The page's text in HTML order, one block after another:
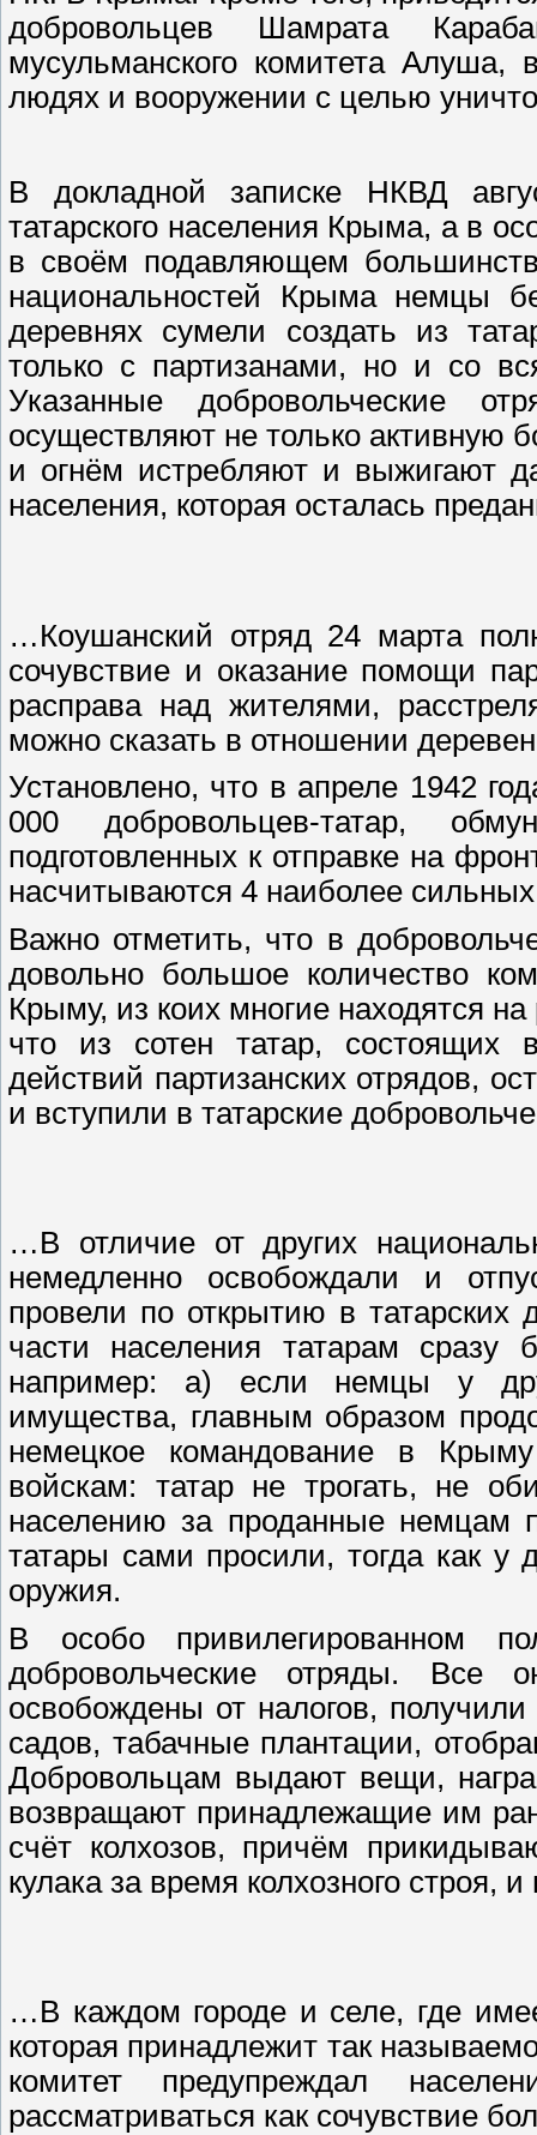
добровольцев Шамрата
мусульманского комитета Алуша,
людях и вооружении с целью
В докладной записке НКВД
татарского населения Крыма, а в
в своём подавляющем
национальностей Крыма немцы
деревнях сумели создать из
только с партизанами, но и со
Указанные добровольческие
осуществляют не только активную
и огнём истребляют и выжигают
населения, которая осталась
…Коушанский отряд 24 марта
сочувствие и оказание помощи
расправа над жителями,
можно сказать в отношении
Установлено, что в апреле 1942
000 добровольцев-татар,
подготовленных к отправке на
насчитываются 4 наиболее
Важно отметить, что в
довольно большое количество
Крыму, из коих многие находятся
что из сотен татар, состоящих
действий партизанских отрядов,
и вступили в татарские
…В отличие от других
немедленно освобождали и
провели по открытию в татарских
части населения татарам сразу
например: а) если немцы у
имущества, главным образом
немецкое командование в
войскам: татар не трогать, не
населению за проданные немцам
татары сами просили, тогда как у
оружия.
В особо привилегированном
добровольческие отряды. Все
освобождены от налогов,
садов, табачные плантации,
Добровольцам выдают вещи,
возвращают принадлежащие им
счёт колхозов, причём
кулака за время колхозного строя,
…В каждом городе и селе, где
которая принадлежит так
комитет предупреждал
рассматриваться как сочувствие